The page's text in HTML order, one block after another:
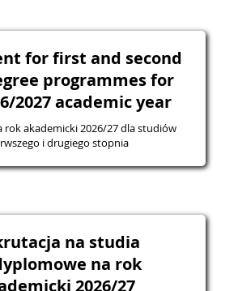
for first and second
programmes for
2027 academic year
rok akademicki 2026/27 dla studiów
i drugiego stopnia
na studia
na rok
2026/27